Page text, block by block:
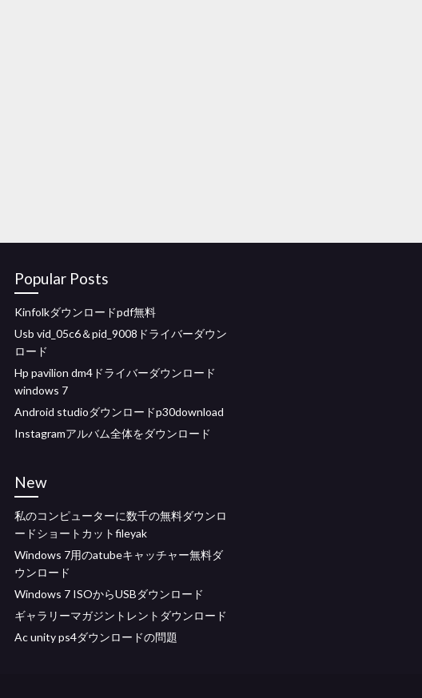
Popular Posts
Kinfolkダウンロードpdf無料
Usb vid_05c6＆pid_9008ドライバーダウン
ロード
Hp pavilion dm4ドライバーダウンロード
windows 7
Android studioダウンロードp30download
Instagramアルバム全体をダウンロード
New
私のコンピューターに数千の無料ダウンロ
ードショートカットfileyak
Windows 7用のatubeキャッチャー無料ダ
ウンロード
Windows 7 ISOからUSBダウンロード
ギャラリーマガジントレントダウンロード
Ac unity ps4ダウンロードの問題